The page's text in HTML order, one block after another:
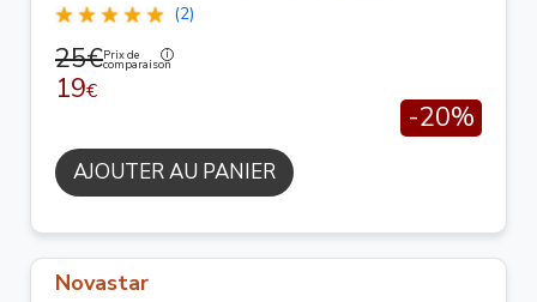
(2)
25€Prix de
comparaison
19€
-20%
AJOUTER AU PANIER
Novastar